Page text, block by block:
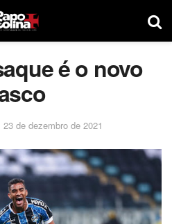
é o novo
23 de dezembro de 2021